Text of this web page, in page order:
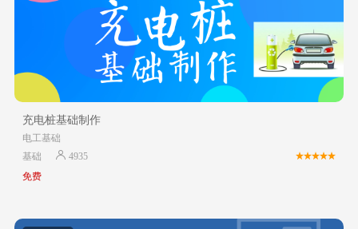
充电桩基础制作
电工基础
基础
4935
免费